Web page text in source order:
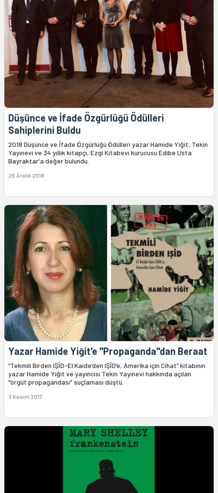
Düşünce ve İfade Özgürlüğü Ödülleri
Sahiplerini Buldu
2018 Düşünce ve İfade Özgürlüğü Ödülleri yazar Hamide Yiğit, Tekin
Yayınevi ve 34 yıllık kitapçı, Ezgi Kitabevi kurucusu Edibe Usta
Bayraktar'a değer bulundu.
26 Aralık 2018
Yazar Hamide Yiğit'e "Propaganda"dan Beraat
“Tekmili Birden IŞİD-El Kaide’den IŞİD’e, Amerika için Cihat” kitabının
yazar Hamide Yiğit ve yayıncısı Tekin Yayınevi hakkında açılan
"örgüt propagandası" suçlaması düştü.
3 Kasım 2017